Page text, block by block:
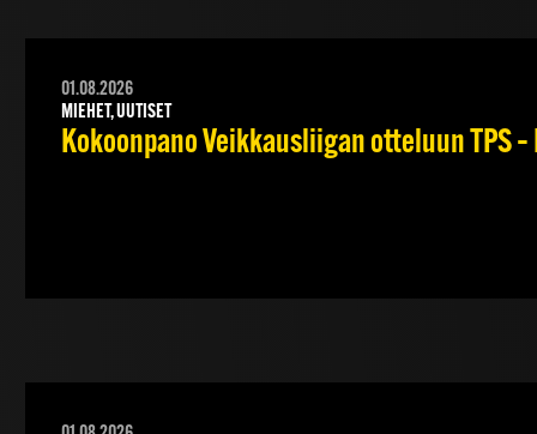
01.08.2026
MIEHET, UUTISET
Kokoonpano Veikkausliigan otteluun TPS